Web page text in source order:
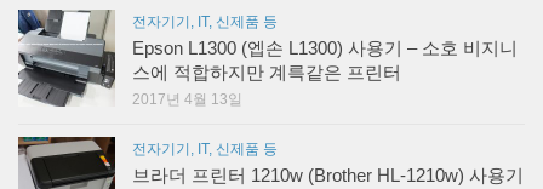
전자기기, IT, 신제품 등
Epson L1300 (엡손 L1300) 사용기 – 소호 비지니
스에 적합하지만 계륵같은 프린터
2017년 4월 13일
전자기기, IT, 신제품 등
브라더 프린터 1210w (Brother HL-1210w) 사용기